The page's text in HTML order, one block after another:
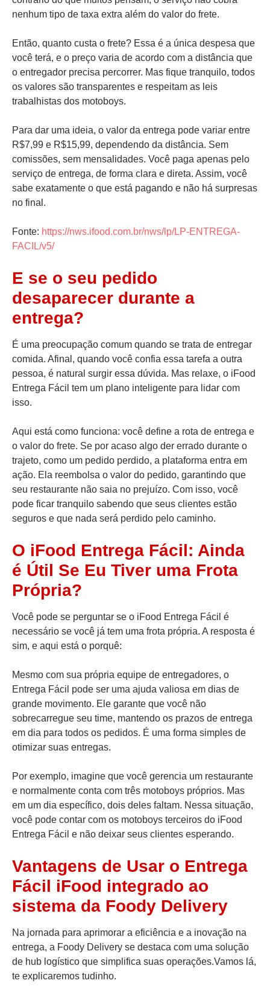
nenhum tipo de taxa extra além do valor do frete.
Então, quanto custa o frete? Essa é a única despesa que
você terá, e o preço varia de acordo com a distância que
o entregador precisa percorrer. Mas fique tranquilo, todos
os valores são transparentes e respeitam as leis
trabalhistas dos motoboys.
Para dar uma ideia, o valor da entrega pode variar entre
R$7,99 e R$15,99, dependendo da distância. Sem
comissões, sem mensalidades. Você paga apenas pelo
serviço de entrega, de forma clara e direta. Assim, você
sabe exatamente o que está pagando e não há surpresas
no final.
Fonte: https://nws.ifood.com.br/nws/lp/LP-ENTREGA-
FACIL/v5/
E se o seu pedido
desaparecer durante a
entrega?
É uma preocupação comum quando se trata de entregar
comida. Afinal, quando você confia essa tarefa a outra
pessoa, é natural surgir essa dúvida. Mas relaxe, o iFood
Entrega Fácil tem um plano inteligente para lidar com
isso.
Aqui está como funciona: você define a rota de entrega e
o valor do frete. Se por acaso algo der errado durante o
trajeto, como um pedido perdido, a plataforma entra em
ação. Ela reembolsa o valor do pedido, garantindo que
seu restaurante não saia no prejuízo. Com isso, você
pode ficar tranquilo sabendo que seus clientes estão
seguros e que nada será perdido pelo caminho.
O iFood Entrega Fácil: Ainda
é Útil Se Eu Tiver uma Frota
Própria?
Você pode se perguntar se o iFood Entrega Fácil é
necessário se você já tem uma frota própria. A resposta é
sim, e aqui está o porquê:
Mesmo com sua própria equipe de entregadores, o
Entrega Fácil pode ser uma ajuda valiosa em dias de
grande movimento. Ele garante que você não
sobrecarregue seu time, mantendo os prazos de entrega
em dia para todos os pedidos. É uma forma simples de
otimizar suas entregas.
Por exemplo, imagine que você gerencia um restaurante
e normalmente conta com três motoboys próprios. Mas
em um dia específico, dois deles faltam. Nessa situação,
você pode contar com os motoboys terceiros do iFood
Entrega Fácil e não deixar seus clientes esperando.
Vantagens de Usar o Entrega
Fácil iFood integrado ao
sistema da Foody Delivery
Na jornada para aprimorar a eficiência e a inovação na
entrega, a Foody Delivery se destaca com uma solução
de hub logístico que simplifica suas operações.Vamos lá,
te explicaremos tudinho.